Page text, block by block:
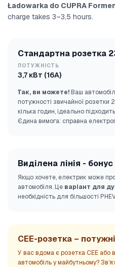
Ładowarka do CUPRA
charge takes 3–3,5 hours.
Стандартна розетка
ПОТУЖНІСТЬ
3,7 кВт (16А)
Так, ви можете! Ваш
потужності звичайної
кілька годин, ідеально
Єдина вимога: справна
Виділена лінія - бонус
Якщо хочете, електрик може
автомобіля. Це варіант для
необхідність для більшості
CEE-розетка –
У вас вдома є розетка CEE або
автомобіль у майбутньому?